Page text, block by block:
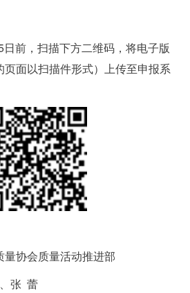
前，扫描下方二维码，将电子版
页面以扫描件形式）上传至申报系
协会质量活动推进部
张 蕾